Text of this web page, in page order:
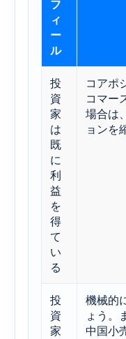
フ
ィ
ー
ル
投
資
家
は
既
に
利
益
を
得
て
い
る
コアポ
コマー
場合は
ョンを
投
資
家
機械的
ょう。
中国小